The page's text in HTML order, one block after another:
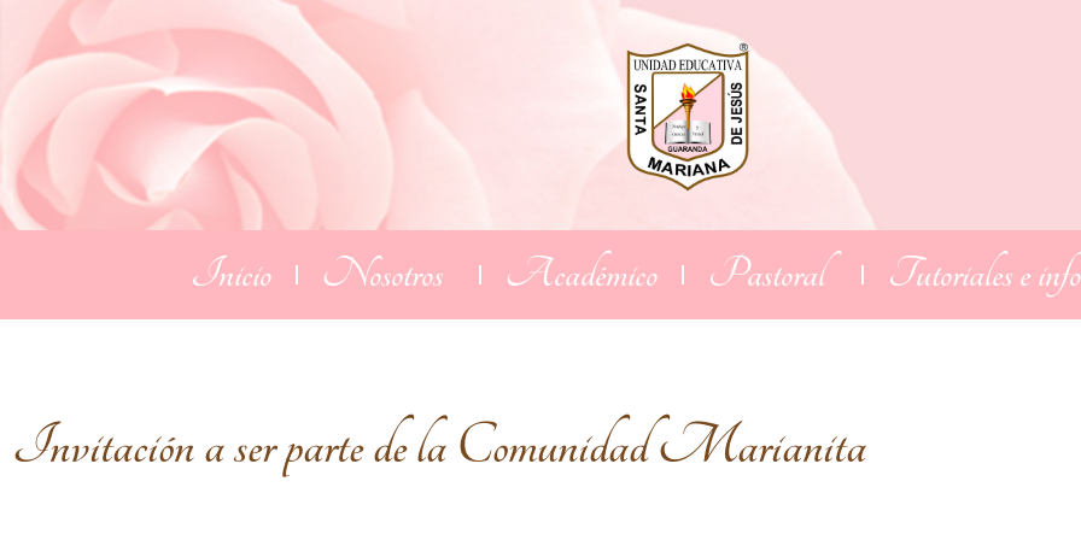
Inicio Nosotros Académico Pastoral Tutoriales e
Invitación a ser parte de la Comunidad Marianita